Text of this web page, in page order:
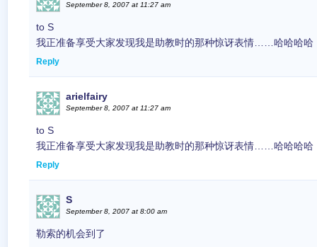
September 8, 2007 at 11:27 am
to S
我正准备享受大家发现我是助教时的那种惊讶表情……哈哈哈哈
Reply
arielfairy
September 8, 2007 at 11:27 am
to S
我正准备享受大家发现我是助教时的那种惊讶表情……哈哈哈哈
Reply
S
September 8, 2007 at 8:00 am
勒索的机会到了